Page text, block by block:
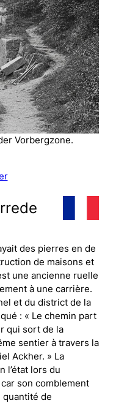
Vorbergzone.
des pierres en de
de maisons et
une ancienne ruelle
à une carrière.
et du district de la
: « Le chemin part
qui sort de la
sentier à travers la
Ackher. » La
l’état lors du
son comblement
quantité de